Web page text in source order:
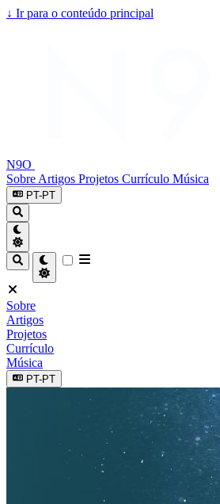
↓ Ir para o conteúdo principal
N9O
Sobre Artigos Projetos Currículo Música
PT-PT
Sobre
Artigos
Projetos
Currículo
Música
PT-PT